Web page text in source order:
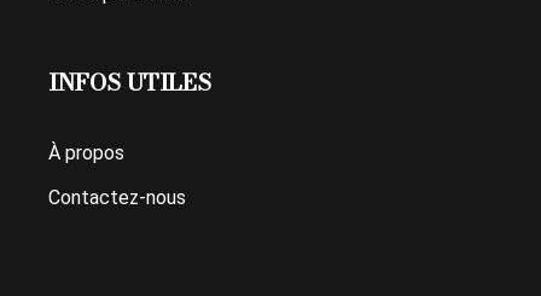
INFOS UTILES
À propos
Contactez-nous